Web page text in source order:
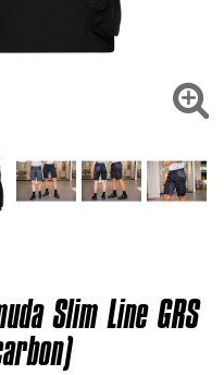
Bedarf

Slim Line GRS